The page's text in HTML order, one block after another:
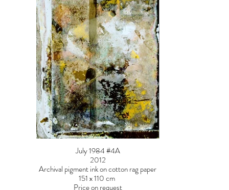
July 1984 #4A
2012
Archival pigment ink on cotton rag paper
151 x 110 cm
Price on request